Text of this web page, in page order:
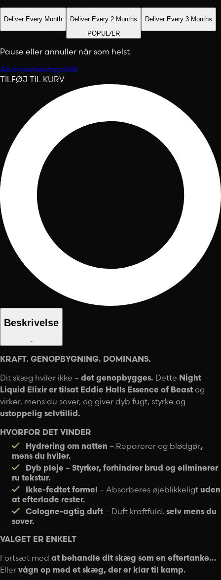
Deliver Every Month
Deliver Every 2 Months
POPULÆR
Deliver Every 3 Months
Pause eller annuller når som helst.
Abonnementspolitik
TILFØJ TIL KURV
Beskrivelse
-
KRAFT. GENOPBYGNING. DOMINANS.
Dit skæg hviler ikke – det genopbygges. Dette Night
Liquid Elixir er tilsat Eddie Halls Essence of Beast og
virker, mens du sover, og giver dyb fugt, styrke og
ustoppelig selvtillid.
HVORFOR DET VINDER
Hydrering om natten – Reparerer og blødgør,
mens du hviler.
Dyb pleje – Styrker, forhindrer brud og eliminerer
ru tekstur.
Ikke-fedtet formel – Absorberes øjeblikkeligt uden
at efterlade rester.
Cologne-agtig duft – Duft kraftfuld, selv mens du
sover.
VALGET ER ENKELT
Fortsæt med at behandle dit skæg som en eftertanke...
Eller vågn op med et skæg, der er klar til kamp.